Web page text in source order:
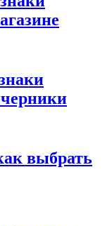
черники
выбрать